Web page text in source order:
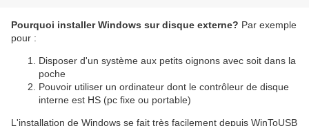
Pourquoi installer Windows sur disque externe? Par exemple
pour :
Disposer d'un système aux petits oignons avec soit dans la
poche
Pouvoir utiliser un ordinateur dont le contrôleur de disque
interne est HS (pc fixe ou portable)
L'installation de Windows se fait très facilement depuis WinToUSB